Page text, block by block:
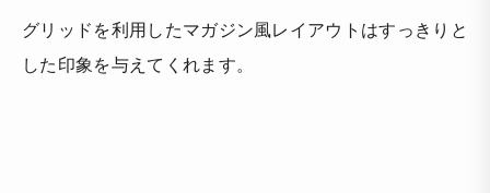
グリッドを利用したマガジン風レイアウトはすっきりと
した印象を与えてくれます。